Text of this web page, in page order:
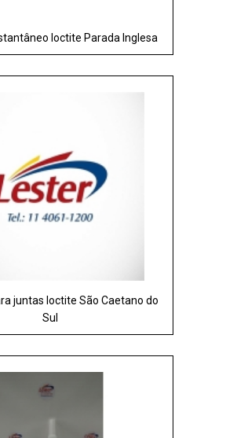
loctite Parada Inglesa
juntas loctite São Caetano do
Sul